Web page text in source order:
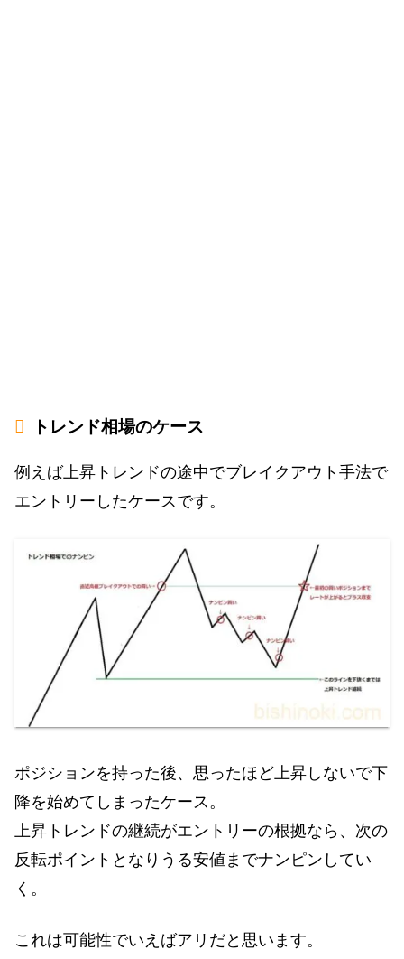
トレンド相場のケース
例えば上昇トレンドの途中でブレイクアウト手法で
エントリーしたケースです。
ポジションを持った後、思ったほど上昇しないで下
降を始めてしまったケース。
上昇トレンドの継続がエントリーの根拠なら、次の
反転ポイントとなりうる安値までナンピンしてい
く。
これは可能性でいえばアリだと思います。